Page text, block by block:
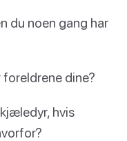
du noen gang har
dine?
hvis